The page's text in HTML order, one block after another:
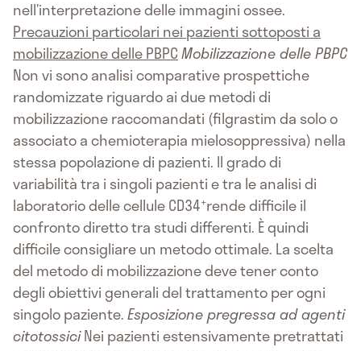
nell’interpretazione delle immagini ossee.
Precauzioni particolari nei pazienti sottoposti a
mobilizzazione delle PBPCMobilizzazione delle PBPC
Non vi sono analisi comparative prospettiche
randomizzate riguardo ai due metodi di
mobilizzazione raccomandati (filgrastim da solo o
associato a chemioterapia mielosoppressiva) nella
stessa popolazione di pazienti. Il grado di
variabilità tra i singoli pazienti e tra le analisi di
laboratorio delle cellule CD34+rende difficile il
confronto diretto tra studi differenti. È quindi
difficile consigliare un metodo ottimale. La scelta
del metodo di mobilizzazione deve tener conto
degli obiettivi generali del trattamento per ogni
singolo paziente.Esposizione pregressa ad agenti
citotossiciNei pazienti estensivamente pretrattati